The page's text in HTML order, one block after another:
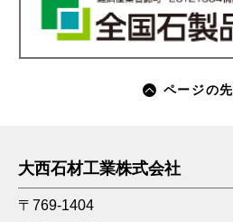
ページの
大西石材工業株式会社
〒769-1404